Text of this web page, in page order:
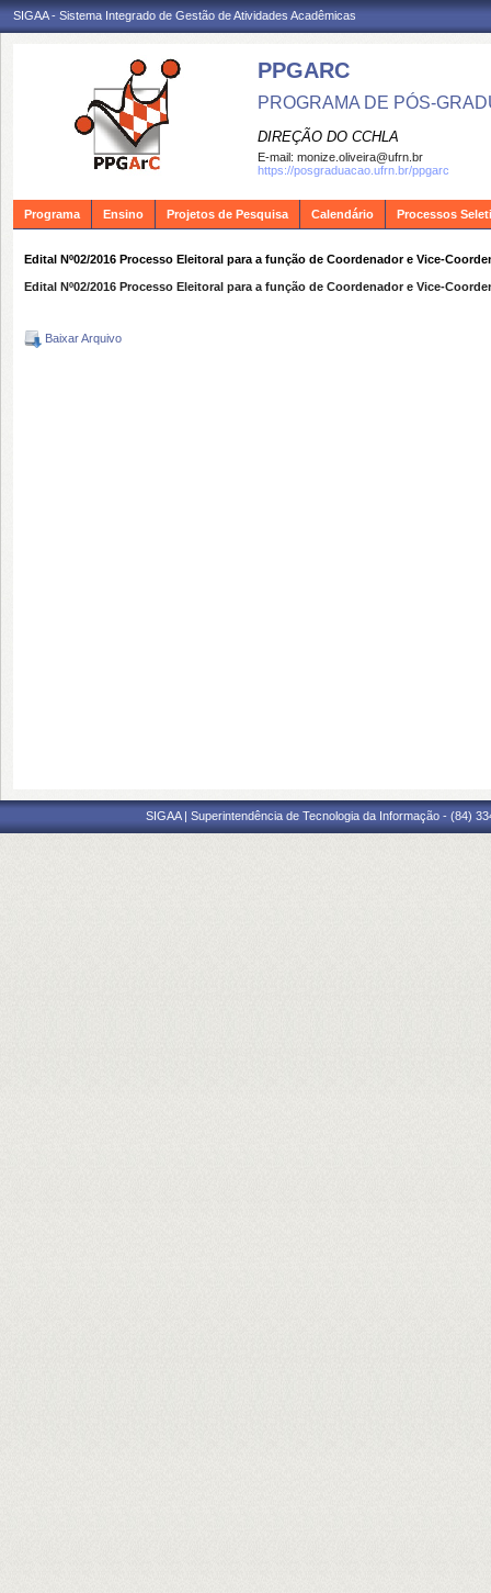
SIGAA - Sistema Integrado de Gestão de Atividades Acadêmicas
PPGARC
PROGRAMA DE PÓS-
DIREÇÃO DO CCHLA
E-mail: monize.oliveira@ufrn.br
https://posgraduacao.ufrn.br/ppgarc
Programa Ensino Projetos de Pesquisa Calendário Processos
Edital Nº02/2016 Processo Eleitoral para a função de Coordenador e Vice-
Edital Nº02/2016 Processo Eleitoral para a função de Coordenador e Vice-
Baixar Arquivo
SIGAA | Superintendência de Tecnologia da Informação - (84)